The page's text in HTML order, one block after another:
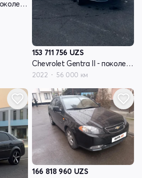
Chevrolet Gentra II - поколение
153 711 756 UZS
Chevrolet Gentra II - поколение
2022 56 000 км
166 818 960 UZS